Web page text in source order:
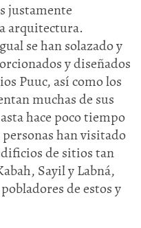
justamente
arquitectura.
se han solazado y
y diseñados
Puuc, así como los
muchas de sus
hace poco tiempo
han visitado
de sitios tan
Sayil y Labná,
de estos y